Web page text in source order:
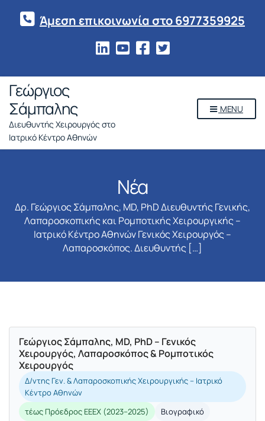
Άμεση επικοινωνία στο 6977359925
Γεώργιος
Σάμπαλης
Διευθυντής Χειρουργός στο
Ιατρικό Κέντρο Αθηνών
MENU
Νέα
Δρ. Γεώργιος Σάμπαλης, MD, PhD Διευθυντής Γενικής,
Λαπαροσκοπικής και Ρομποτικής Χειρουργικής –
Ιατρικό Κέντρο Αθηνών Γενικός Χειρουργός –
Λαπαροσκόπος. Διευθυντής […]
Γεώργιος Σάμπαλης, MD, PhD – Γενικός
Χειρουργός, Λαπαροσκόπος & Ρομποτικός
Χειρουργός
Δ/ντης Γεν. & Λαπαροσκοπικής Χειρουργικής – Ιατρικό
Κέντρο Αθηνών
τέως Πρόεδρος ΕΕΕΧ (2023–2025)
Βιογραφικό